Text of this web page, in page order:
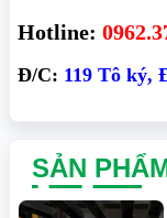
Hotline:
Đ/C: 119 Tô ký,
SẢN